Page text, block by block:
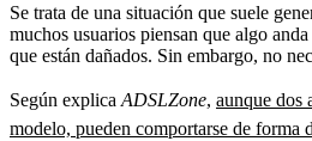
Se trata de una situación que suele
muchos usuarios piensan que algo
que están dañados. Sin embargo, no
Según explica ADSLZone, aunque dos
modelo, pueden comportarse de forma